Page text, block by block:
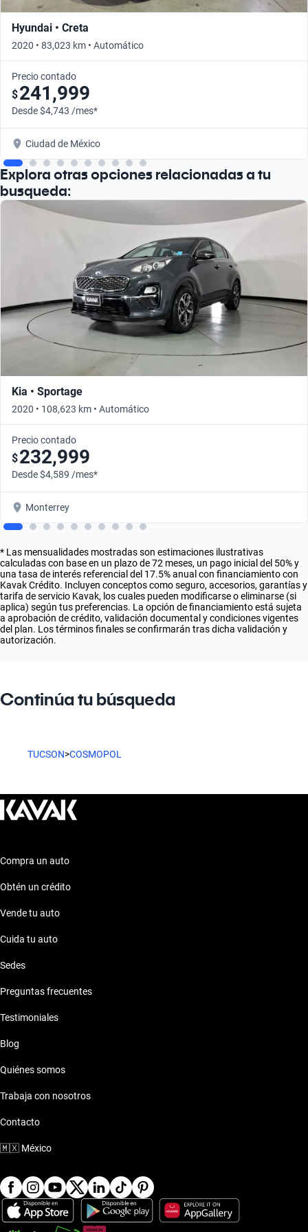
Hyundai • Creta
2020 • 83,023 km • Automático
Precio contado
$241,999
Desde $4,743 /mes*
Ciudad de México
Explora otras opciones relacionadas a tu
busqueda:
Kia • Sportage
2020 • 108,623 km • Automático
Precio contado
$232,999
Desde $4,589 /mes*
Monterrey
* Las mensualidades mostradas son estimaciones ilustrativas
calculadas con base en un plazo de 72 meses, un pago inicial del 50% y
una tasa de interés referencial del 17.5% anual con financiamiento con
Kavak Crédito. Incluyen conceptos como seguro, accesorios, garantías y
tarifa de servicio Kavak, los cuales pueden modificarse o eliminarse (si
aplica) según tus preferencias. La opción de financiamiento está sujeta
a aprobación de crédito, validación documental y condiciones vigentes
del plan. Los términos finales se confirmarán tras dicha validación y
autorización.
Continúa tu búsqueda
TUCSON>COSMOPOL
Compra un auto
Obtén un crédito
Vende tu auto
Cuida tu auto
Sedes
Preguntas frecuentes
Testimoniales
Blog
Quiénes somos
Trabaja con nosotros
Contacto
🇲🇽 México